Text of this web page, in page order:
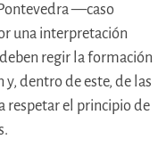
—caso
una interpretación
regir la formación
dentro de este, de las
respetar el principio de